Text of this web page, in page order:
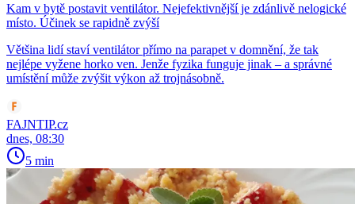
Kam v bytě postavit ventilátor. Nejefektivnější je zdánlivě nelogické
místo. Účinek se rapidně zvýší
Většina lidí staví ventilátor přímo na parapet v domnění, že tak
nejlépe vyžene horko ven. Jenže fyzika funguje jinak – a správné
umístění může zvýšit výkon až trojnásobně.
FAJNTIP.cz
dnes, 08:30
5 min